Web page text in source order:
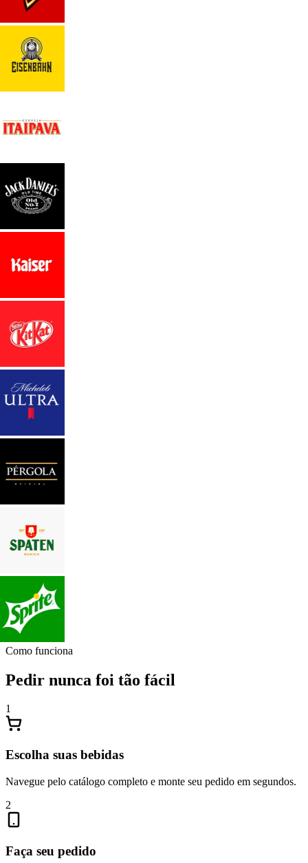
Como funciona
Pedir nunca foi tão fácil
1
Escolha suas bebidas
Navegue pelo catálogo completo e monte seu pedido em segundos.
2
Faça seu pedido